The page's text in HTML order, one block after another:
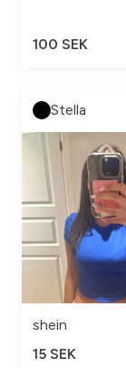
100 SEK
Stella
shein
15 SEK